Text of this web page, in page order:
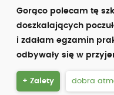
Gorąco polecam tę
doszkalających
i zdałam egzamin
odbywały się w
+ Zalety dobra